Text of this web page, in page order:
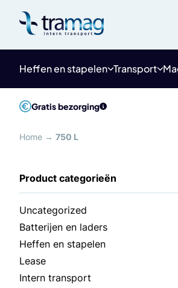
content
Heffen en stapelen Transport
Gratis bezorging
Home → 750 L
Uncategorized
Batterijen en laders
Heffen en stapelen
Lease
Intern transport